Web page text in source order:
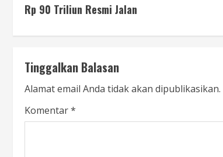
Rp 90 Triliun Resmi Jalan
Tinggalkan Balasan
Alamat email Anda tidak akan dipublikasikan.
Komentar*